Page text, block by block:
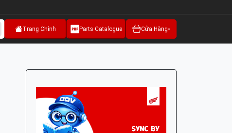
Trang Chính Parts Catalogue Cửa Hàng